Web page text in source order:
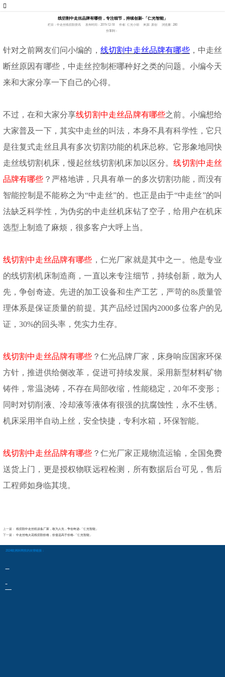
线切割中走丝品牌有哪些，专注细节，持续创新-「仁光智能」
栏目：中走丝线切割资讯 发布时间：2019-12-18 作者: 仁光小胡 来源: 原创
浏览量: 280
分享到：
针对之前网友们问小编的， 线切割中走丝品牌有哪些，中走丝
断丝原因有哪些，中走丝控制柜哪种好之类的问题。小编今天
来和大家分享一下自己的心得。
不过，在和大家分享线切割中走丝品牌有哪些之前。小编想给
大家普及一下，其实中走丝的叫法，本身不具有科学性，它只
是往复式走丝且具有多次切割功能的机床总称。它形象地同快
走丝线切割机床，慢起丝线切割机床加以区分。线切割中走丝
品牌有哪些 ？严格地讲，只具有单一的多次切割功能，而没有
智能控制是不能称之为“中走丝”的。也正是由于“中走丝”的叫
法缺乏科学性，为伪劣的中走丝机床钻了空子，给用户在机床
选型上制造了麻烦，很多客户大呼上当。
线切割中走丝品牌有哪些 ，仁光厂家就是其中之一。他是专业
的线切割机床制造商，一直以来专注细节，持续创新，敢为人
先，争创奇迹。先进的加工设备和生产工艺，严苛的8s质量管
理体系是保证质量的前提。其产品经过国内2000多位客户的见
证，30%的回头率，凭实力生存。
线切割中走丝品牌有哪些 ？仁光品牌厂家，床身响应国家环保
方针，推进供给侧改革，促进可持续发展。采用新型材料矿物
铸件，常温浇铸，不存在局部收缩，性能稳定， 20年不变形；
同时对切削液、冷却液等液体有很强的抗腐蚀性，永不生锈。
机床采用半自动上丝，安全快捷，专利水箱，环保智能。
线切割中走丝品牌有哪些 ？仁光厂家正规物流运输，全国免费
送货上门，更是授权物联远程检测，所有数据后台可见，售后
工程师如身临其境。
上一篇： 线切割中走丝机设备厂家，敢为人先，争创奇迹-「仁光智能」
下一篇： 中走丝电火花线切割价格，价值远高于价格-「仁光智能」
2024欧洲杯网投的友情链接：